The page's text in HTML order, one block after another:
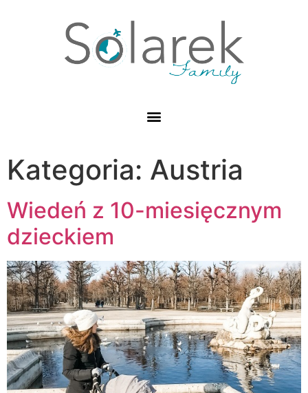
Kategoria: Austria
Wiedeń z 10-miesięcznym
dzieckiem